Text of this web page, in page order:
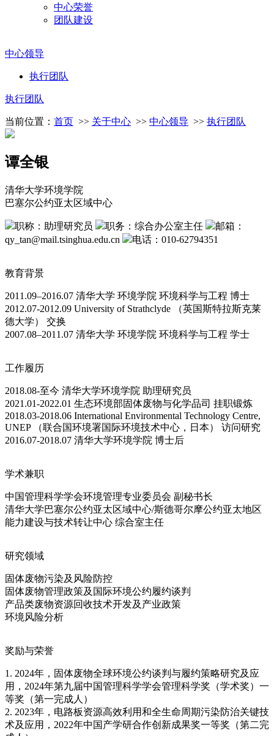
中心荣誉
团队建设
中心领导
执行团队
执行团队
当前位置： 首页 >> 关于中心 >> 中心领导 >> 执行团队
谭全银
清华大学环境学院
巴塞尔公约亚太区域中心
职称：助理研究员 职务：综合办公室主任
邮箱：
qy_tan@mail.tsinghua.edu.cn
电话：010-62794351
教育背景
2011.09–2016.07 清华大学 环境学院 环境科学与工程 博士
2012.07-2012.09 University of Strathclyde （英国斯特拉斯克莱
德大学） 交换
2007.08–2011.07 清华大学 环境学院 环境科学与工程 学士
工作履历
2018.08-至今 清华大学环境学院 助理研究员
2021.01-2022.01 生态环境部固体废物与化学品司 挂职锻炼
2018.03-2018.06 International Environmental Technology Centre,
UNEP （联合国环境署国际环境技术中心，日本） 访问研究
2016.07-2018.07 清华大学环境学院 博士后
学术兼职
中国管理科学学会环境管理专业委员会 副秘书长
清华大学巴塞尔公约亚太区域中心/斯德哥尔摩公约亚太地区
能力建设与技术转让中心 综合室主任
研究领域
固体废物污染及风险防控
固体废物管理政策及国际环境公约履约谈判
产品类废物资源回收技术开发及产业政策
环境风险分析
奖励与荣誉
1. 2024年，固体废物全球环境公约谈判与履约策略研究及应
用，2024年第九届中国管理科学学会管理科学奖（学术奖）一
等奖（第一完成人）
2. 2023年，电路板资源高效利用和全生命周期污染防治关键技
术及应用，2022年中国产学研合作创新成果奖一等奖（第二完